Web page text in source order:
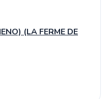
(LA FERME DE